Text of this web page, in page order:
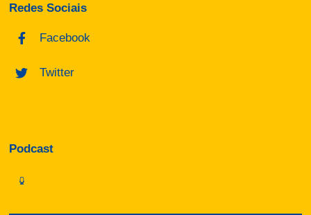
Redes Sociais
Facebook
Twitter
Podcast